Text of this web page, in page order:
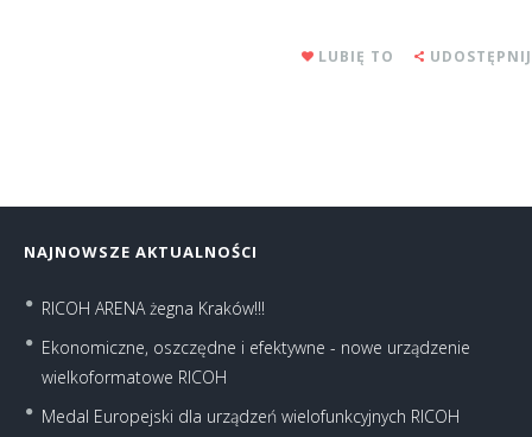
LUBIĘ TO UDOSTĘPNIJ
NAJNOWSZE AKTUALNOŚCI
RICOH ARENA żegna Kraków!!!
Ekonomiczne, oszczędne i efektywne - nowe urządzenie
wielkoformatowe RICOH
Medal Europejski dla urządzeń wielofunkcyjnych RICOH